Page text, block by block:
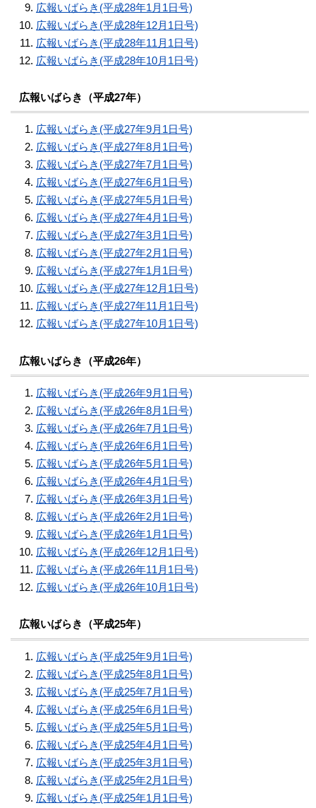
広報いばらき(平成28年1月1日号)
広報いばらき(平成28年12月1日号)
広報いばらき(平成28年11月1日号)
広報いばらき(平成28年10月1日号)
広報いばらき（平成27年）
広報いばらき(平成27年9月1日号)
広報いばらき(平成27年8月1日号)
広報いばらき(平成27年7月1日号)
広報いばらき(平成27年6月1日号)
広報いばらき(平成27年5月1日号)
広報いばらき(平成27年4月1日号)
広報いばらき(平成27年3月1日号)
広報いばらき(平成27年2月1日号)
広報いばらき(平成27年1月1日号)
広報いばらき(平成27年12月1日号)
広報いばらき(平成27年11月1日号)
広報いばらき(平成27年10月1日号)
広報いばらき（平成26年）
広報いばらき(平成26年9月1日号)
広報いばらき(平成26年8月1日号)
広報いばらき(平成26年7月1日号)
広報いばらき(平成26年6月1日号)
広報いばらき(平成26年5月1日号)
広報いばらき(平成26年4月1日号)
広報いばらき(平成26年3月1日号)
広報いばらき(平成26年2月1日号)
広報いばらき(平成26年1月1日号)
広報いばらき(平成26年12月1日号)
広報いばらき(平成26年11月1日号)
広報いばらき(平成26年10月1日号)
広報いばらき（平成25年）
広報いばらき(平成25年9月1日号)
広報いばらき(平成25年8月1日号)
広報いばらき(平成25年7月1日号)
広報いばらき(平成25年6月1日号)
広報いばらき(平成25年5月1日号)
広報いばらき(平成25年4月1日号)
広報いばらき(平成25年3月1日号)
広報いばらき(平成25年2月1日号)
広報いばらき(平成25年1月1日号)